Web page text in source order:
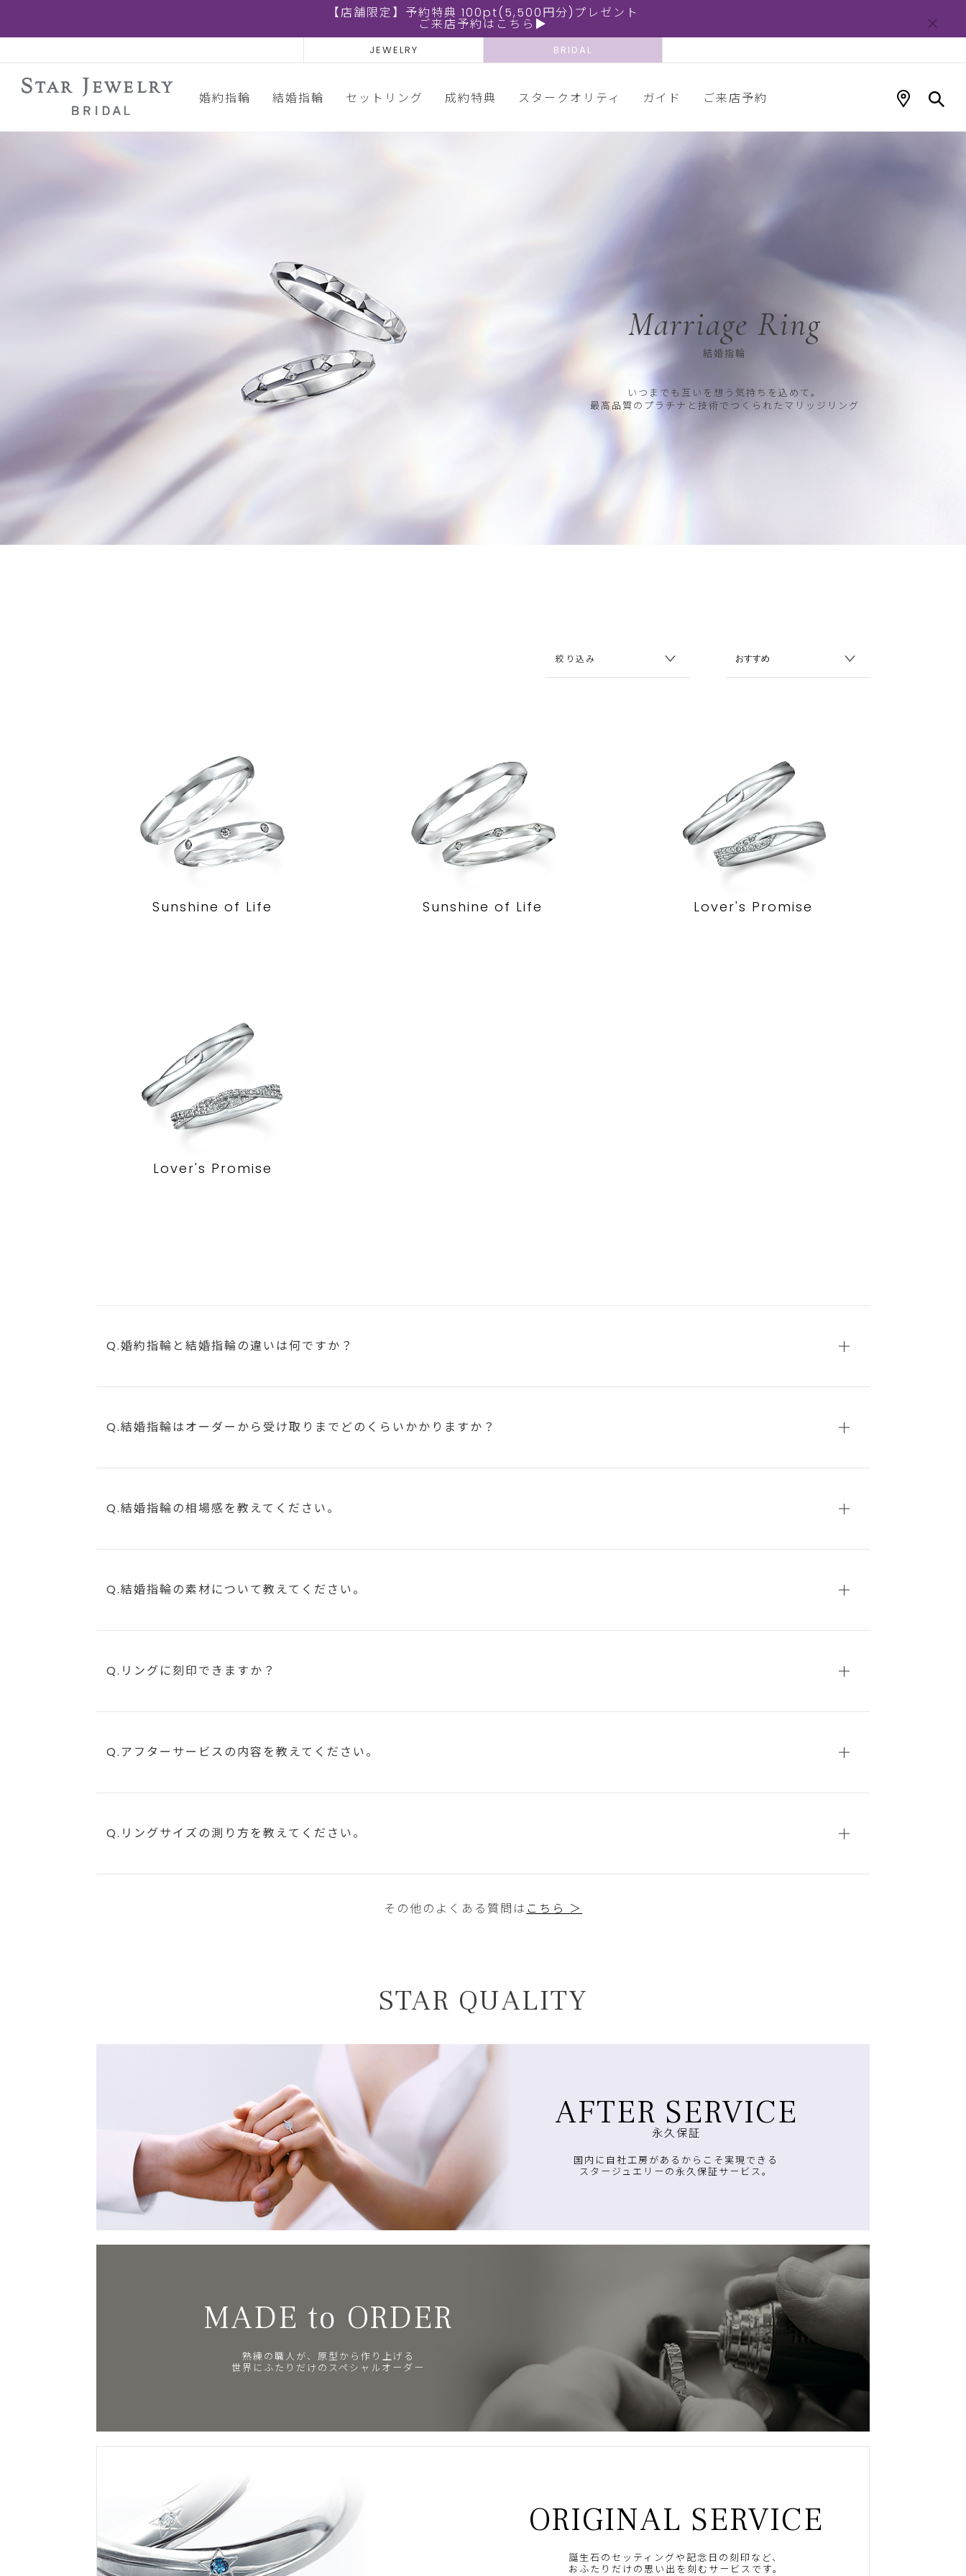
【店舗限定】予約特典 100pt(5,500円分)プレゼント
ご来店予約はこちら▶
JEWELRY BRIDAL
婚約指輪 結婚指輪 セットリング 成約特典 スタークオリティ ガイド ご来店予約
Marriage Ring
結婚指輪
いつまでも互いを想う気持ちを込めて。
最高品質のプラチナと技術でつくられたマリッジリング
絞り込み
Sunshine of Life Sunshine of Life Lover's Promise
Lover's Promise
Q.婚約指輪と結婚指輪の違いは何ですか？
Q.結婚指輪はオーダーから受け取りまで どのくらいかかりますか？
Q.結婚指輪の相場感を教えてください。
Q.結婚指輪の素材について教えてください。
Q.リングに刻印できますか？
Q.アフターサービスの内容を教えてください。
Q.リングサイズの測り方を教えてください。
その他のよくある質問は こちら ＞
STAR QUALITY
AFTER SERVICE
永久保証
国内に自社工房があるからこそ実現できる
スタージュエリーの永久保証サービス。
MADE to ORDER
熟練の職人が、原型から作り上げる
世界にふたりだけのスペシャルオーダー
ORIGINAL SERVICE
誕生石のセッティングや記念日の刻印など、
おふたりだけの思い出を刻むサービスです。